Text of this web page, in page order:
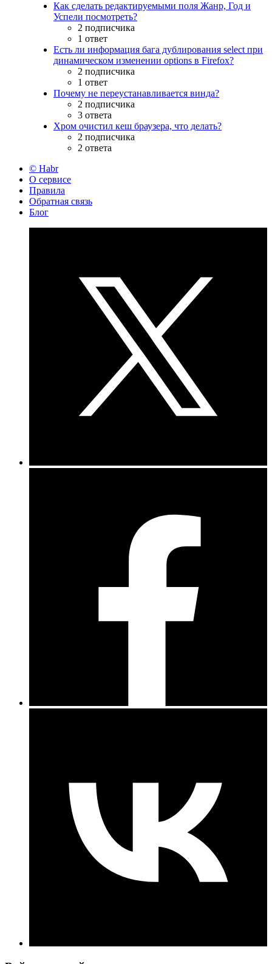
Как сделать редактируемыми поля Жанр, Год и
Успели посмотреть?
2 подписчика
1 ответ
Есть ли информация бага дублирования select при
динамическом изменении options в Firefox?
2 подписчика
1 ответ
Почему не переустанавливается винда?
2 подписчика
3 ответа
Хром очистил кеш браузера, что делать?
2 подписчика
2 ответа
© Habr
О сервисе
Правила
Обратная связь
Блог